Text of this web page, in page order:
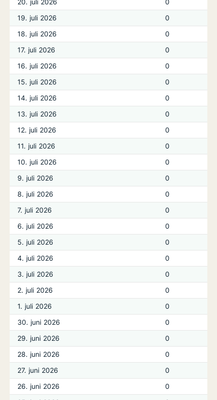
20. juli 2026
0
19. juli 2026
0
18. juli 2026
0
17. juli 2026
0
16. juli 2026
0
15. juli 2026
0
14. juli 2026
0
13. juli 2026
0
12. juli 2026
0
11. juli 2026
0
10. juli 2026
0
9. juli 2026
0
8. juli 2026
0
7. juli 2026
0
6. juli 2026
0
5. juli 2026
0
4. juli 2026
0
3. juli 2026
0
2. juli 2026
0
1. juli 2026
0
30. juni 2026
0
29. juni 2026
0
28. juni 2026
0
27. juni 2026
0
26. juni 2026
0